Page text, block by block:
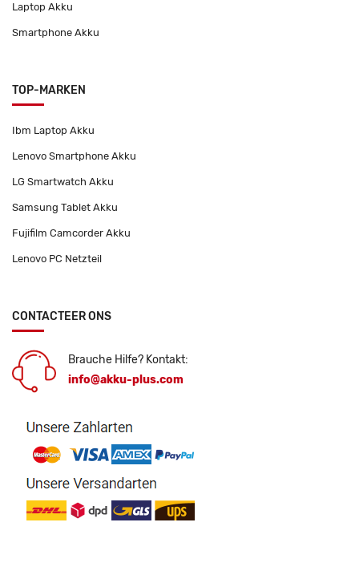
Laptop Akku
Smartphone Akku
TOP-MARKEN
Ibm Laptop Akku
Lenovo Smartphone Akku
LG Smartwatch Akku
Samsung Tablet Akku
Fujifilm Camcorder Akku
Lenovo PC Netzteil
CONTACTEER ONS
Brauche Hilfe? Kontakt:
info@akku-plus.com